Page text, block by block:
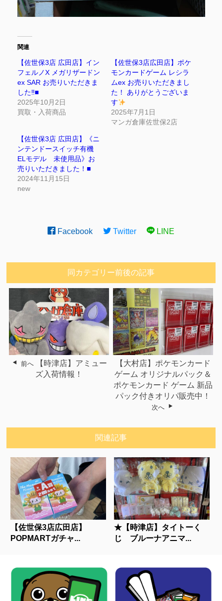
関連
【佐世保3店 広田店】イン
フェルノX メガリザードン
ex SAR お売りいただきま
した‼■
2025年10月2日
買取・入荷商品
【佐世保3店広田店】ポケ
モンカードゲーム レシラ
ムex お売りいただきまし
た！ ありがとうございま
す
2025年7月1日
マンガ倉庫佐世保2店
【佐世保3店 広田店】《ニ
ンテンドースイッチ有機
ELモデル 未使用品》お
売りいただきました！■
2024年11月15日
new
Facebook Twitter LINE
同カテゴリー前後の記事
前へ
【時津店】アミュー
ズ入荷情報！
【大村店】ポケモンカード
ゲーム オリジナルパック＆
ポケモンカード ゲーム 新品
パック付きオリパ販売中！
次へ
関連記事
【佐世保3店広田店】
POPMARTガチャ...
★【時津店】タイトーく
じ ブルーナアニマ...